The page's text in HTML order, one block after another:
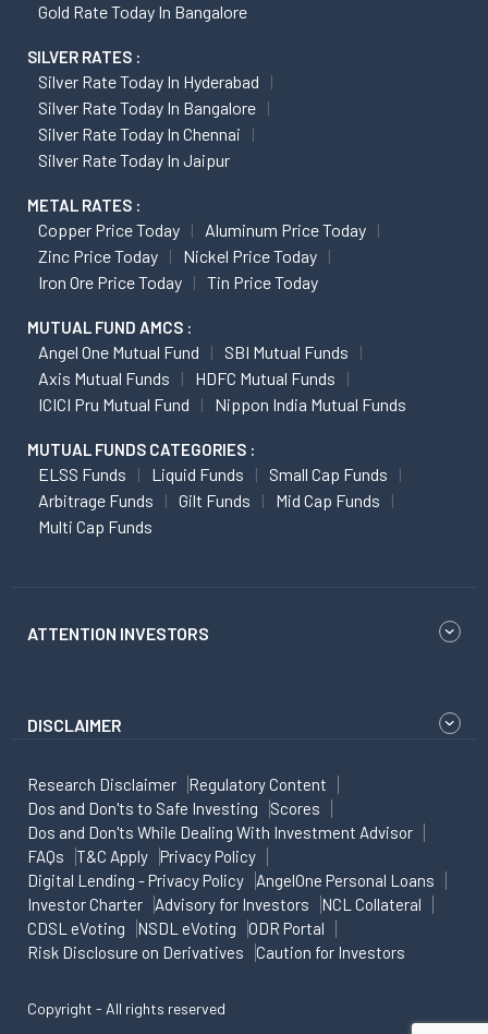
Gold Rate Today In Bangalore
SILVER RATES :
Silver Rate Today In Hyderabad
Silver Rate Today In Bangalore
Silver Rate Today In Chennai
Silver Rate Today In Jaipur
METAL RATES :
Copper Price Today
Aluminum Price Today
Zinc Price Today
Nickel Price Today
Iron Ore Price Today
Tin Price Today
MUTUAL FUND AMCS :
Angel One Mutual Fund
SBI Mutual Funds
Axis Mutual Funds
HDFC Mutual Funds
ICICI Pru Mutual Fund
Nippon India Mutual Funds
MUTUAL FUNDS CATEGORIES :
ELSS Funds Liquid Funds
Small Cap Funds
Arbitrage Funds
Gilt Funds
Mid Cap Funds
Multi Cap Funds
ATTENTION INVESTORS
DISCLAIMER
Research Disclaimer
Regulatory Content
Dos and Don'ts to Safe Investing
Scores
Dos and Don'ts While Dealing With Investment Advisor
FAQs
T&C Apply
Privacy Policy
Digital Lending - Privacy Policy
AngelOne Personal Loans
Investor Charter
Advisory for Investors
NCL Collateral
CDSL eVoting
NSDL eVoting
ODR Portal
Risk Disclosure on Derivatives
Caution for Investors
Copyright - All rights reserved